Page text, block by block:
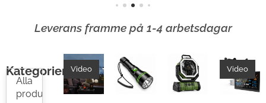
kräver
styrka,
kompr
omissl
Leverans framme på 1-4 arbetsdagar
Kategorier
Alla
produkter
Video Video